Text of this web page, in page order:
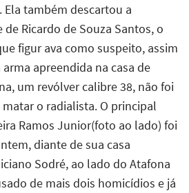
também descartou a
Ricardo de Souza Santos, o
figur ava como suspeito, assim
apreendida na casa de
um revólver calibre 38, não foi
o radialista. O principal
Ramos Junior(foto ao lado) foi
diante de sua casa
Sodré, ao lado do Atafona
de mais dois homicídios e já